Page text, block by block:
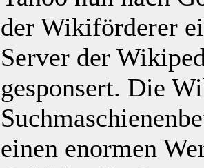
der Wikiförderer
Server der
gesponsert. Die
einen enormen